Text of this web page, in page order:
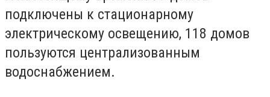
подключены к стационарному
электрическому освещению, 118 домов
пользуются централизованным
водоснабжением.